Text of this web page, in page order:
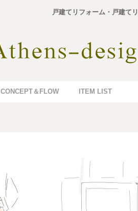
戸建てリフォーム・戸建て
CONCEPT＆FLOW ITEM LIST